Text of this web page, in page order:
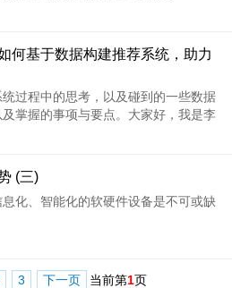
何基于数据构建推荐系统，助力
过程中的思考，以及碰到的一些数据
掌握的事项与要点。大家好，我是李
大家分享：在糗事百科我们构建推荐
(三)
化、智能化的软硬件设备是不可或缺
3 下一页 当前第1页